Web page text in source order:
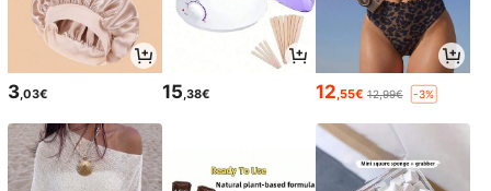
3 ,03€ 15 ,38€ 12 ,55€ 12,99€ -3%